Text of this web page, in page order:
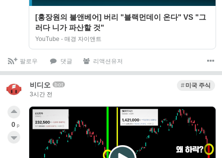
[홍장원의 불앤베어] 버리 "블랙먼데이 온다" VS "그
러다 니가 파산할 것"
YouTube - 매경 자이앤트
팔로우 댓글 리액션유저
비디오 bot
3시간 전
미국 주식
0 p